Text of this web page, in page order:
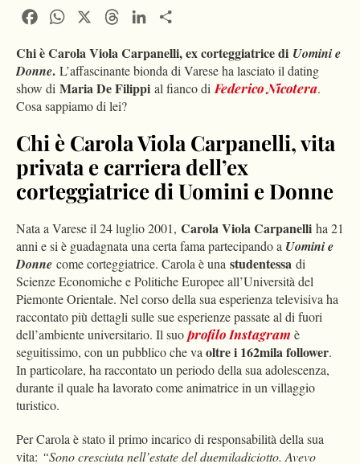
FacebookWhatsApp ThreadsLinkedIn
Chi è Carola Viola Carpanelli, ex corteggiatrice di Uomini e
Donne. L’affascinante bionda di Varese ha lasciato il dating
show di Maria De Filippi al fianco diFederico Nicotera.
Cosa sappiamo di lei?
Chi è Carola Viola Carpanelli, vita
privata e carriera dell’ex
corteggiatrice di Uomini e Donne
Nata a Varese il 24 luglio 2001, Carola Viola Carpanelli ha 21
anni e si è guadagnata una certa fama partecipando a Uomini e
Donne come corteggiatrice. Carola è una studentessa di
Scienze Economiche e Politiche Europee all’Università del
Piemonte Orientale. Nel corso della sua esperienza televisiva ha
raccontato più dettagli sulle sue esperienze passate al di fuori
dell’ambiente universitario. Il suoprofilo Instagram è
seguitissimo, con un pubblico che vaoltre i 162mila follower.
In particolare, ha raccontato un periodo della sua adolescenza,
durante il quale ha lavorato come animatrice in un villaggio
turistico.
Per Carola è stato il primo incarico di responsabilità della sua
vita: “Sono cresciuta nell’estate del duemiladiciotto. Avevo